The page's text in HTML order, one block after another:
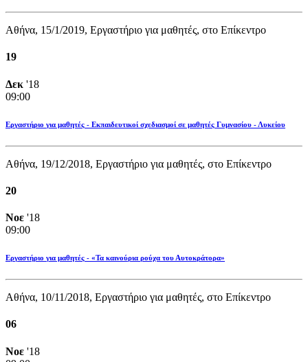
Αθήνα, 15/1/2019, Εργαστήριο για μαθητές, στο Επίκεντρο
19
Δεκ '18
09:00
Εργαστήριο για μαθητές - Εκπαιδευτικοί σχεδιασμοί σε μαθητές Γυμνασίου - Λυκείου
Αθήνα, 19/12/2018, Εργαστήριο για μαθητές, στο Επίκεντρο
20
Νοε '18
09:00
Εργαστήριο για μαθητές - «Τα καινούρια ρούχα του Αυτοκράτορα»
Αθήνα, 10/11/2018, Εργαστήριο για μαθητές, στο Επίκεντρο
06
Νοε '18